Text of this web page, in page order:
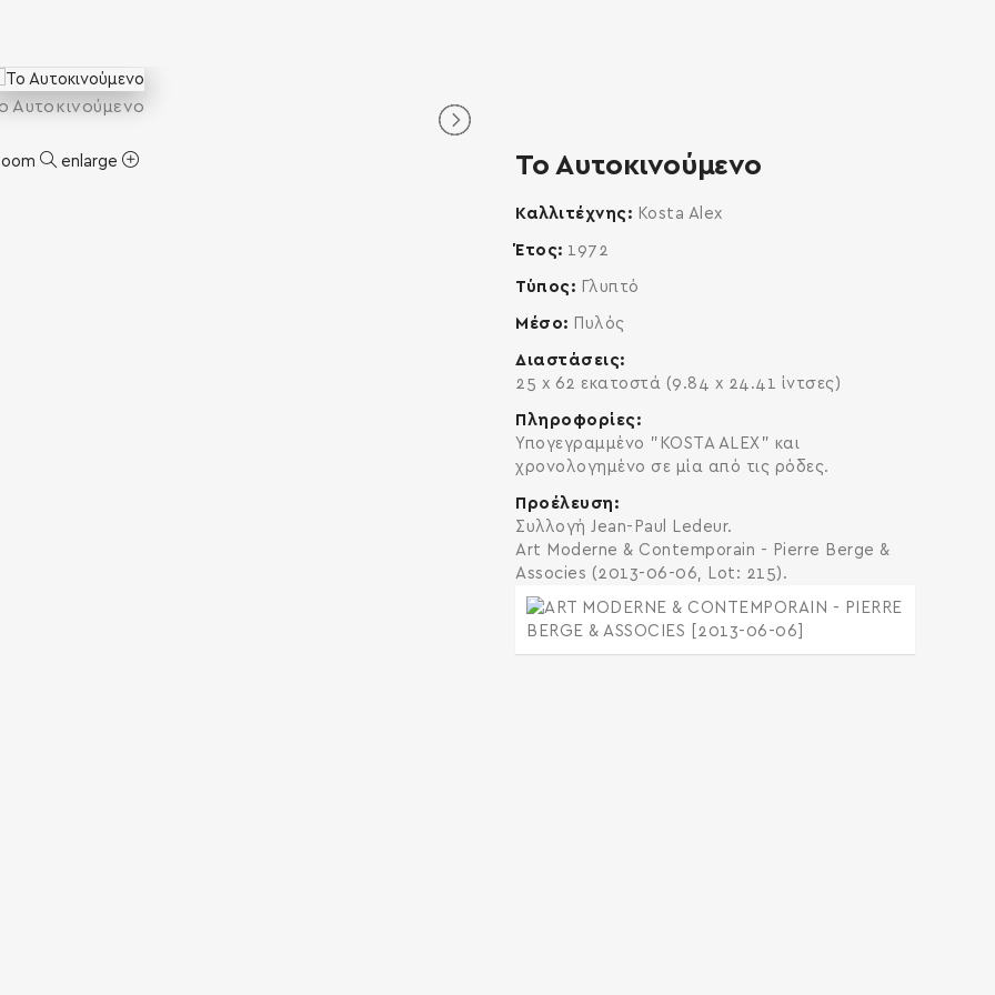
Αυτοκινούμενο
enlarge Το Αυτοκινούμενο
Καλλιτέχνης Kosta Alex
Έτος 1972
Τύπος Γλυπτό
Μέσο Πυλός
Διαστάσεις
25 x 62 εκατοστά (9.84 x 24.41 ίντσες)
Πληροφορίες
Υπογεγραμμένο "KOSTA ALEX" και
χρονολογημένο σε μία από τις ρόδες.
Προέλευση
Συλλογή Jean-Paul Ledeur.
Art Moderne & Contemporain - Pierre Berge &
Associes (2013-06-06, Lot: 215).